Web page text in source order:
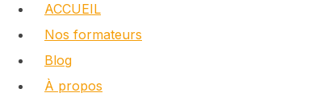
ACCUEIL
Nos formateurs
Blog
À propos